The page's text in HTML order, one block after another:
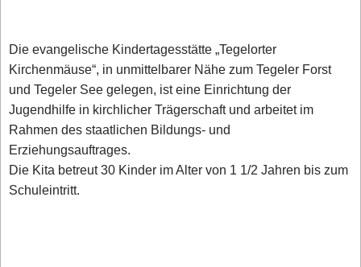
Die evangelische Kindertagesstätte „Tegelorter
Kirchenmäuse“, in unmittelbarer Nähe zum Tegeler Forst
und Tegeler See gelegen, ist eine Einrichtung der
Jugendhilfe in kirchlicher Trägerschaft und arbeitet im
Rahmen des staatlichen Bildungs- und
Erziehungsauftrages.
Die Kita betreut 30 Kinder im Alter von 1 1/2 Jahren bis zum
Schuleintritt.